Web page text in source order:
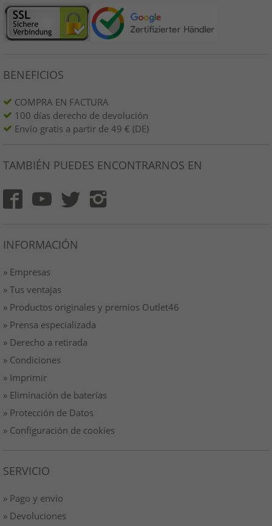
BENEFICIOS
COMPRA EN FACTURA
100 días derecho de devolución
Envío gratis a partir de 49 € (DE)
TAMBIÉN PUEDES ENCONTRARNOS EN
INFORMACIÓN
» Empresas
» Tus ventajas
» Productos originales y premios Outlet46
» Prensa especializada
» Derecho a retirada
» Condiciones
» Imprimir
» Eliminación de baterías
» Protección de Datos
» Configuración de cookies
SERVICIO
» Pago y envio
» Devoluciones